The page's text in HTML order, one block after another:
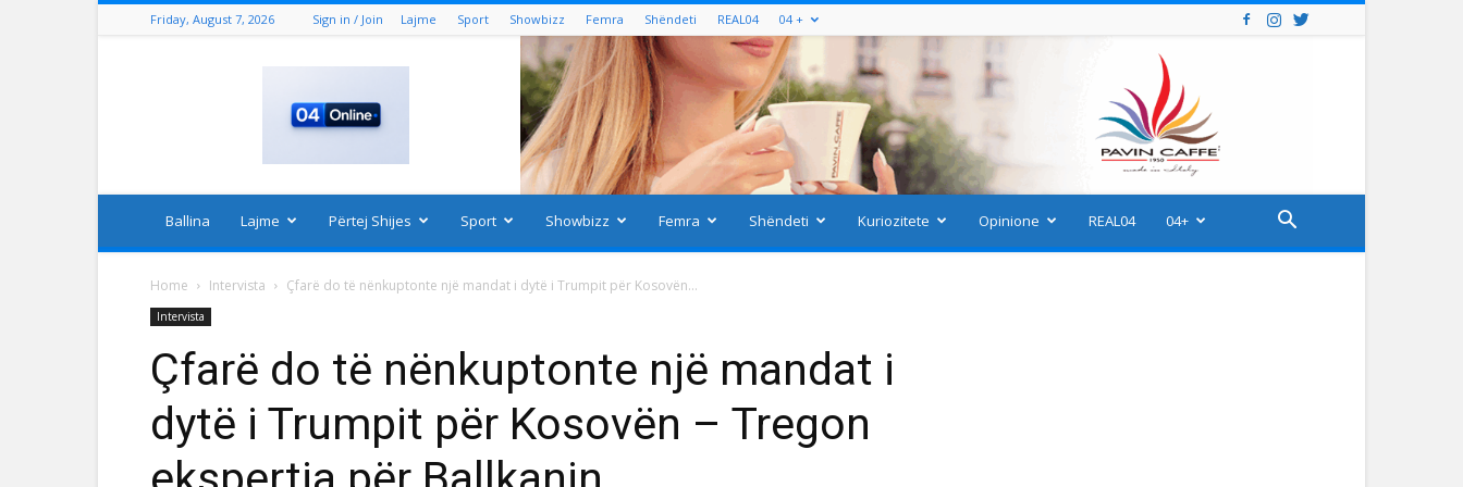
Friday, August 7, 2026 Sign in / Join Lajme Sport Showbizz Femra Shëndeti REAL04 04 +
Ballina Lajme Përtej Shijes Sport Showbizz Femra Shëndeti Kuriozitete Opinione REAL04 04+
Home Intervista Çfarë do të nënkuptonte një mandat i dytë i Trumpit për Kosovën...
Intervista
Çfarë do të nënkuptonte një mandat i
dytë i Trumpit për Kosovën – Tregon